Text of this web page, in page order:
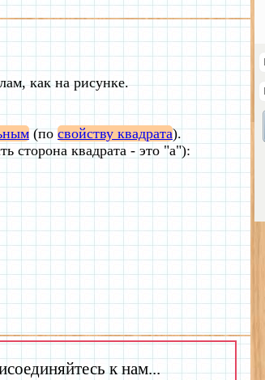
как на рисунке.
(посвойству квадрата).
сторона квадрата - это "а"):
к нам...